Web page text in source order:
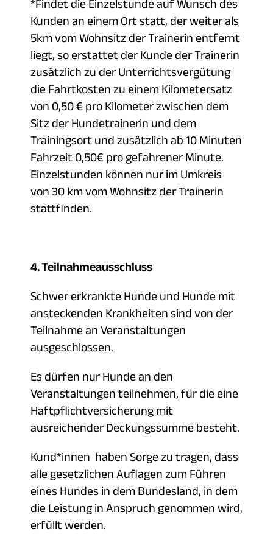
Kunden an einem Ort statt, der weiter als
5km vom Wohnsitz der Trainerin entfernt
liegt, so erstattet der Kunde der Trainerin
zusätzlich zu der Unterrichtsvergütung
die Fahrtkosten zu einem Kilometersatz
von 0,50 € pro Kilometer zwischen dem
Sitz der Hundetrainerin und dem
Trainingsort und zusätzlich ab 10 Minuten
Fahrzeit 0,50€ pro gefahrener Minute.
Einzelstunden können nur im Umkreis
von 30 km vom Wohnsitz der Trainerin
stattfinden.
4. Teilnahmeausschluss
Schwer erkrankte Hunde und Hunde mit
ansteckenden Krankheiten sind von der
Teilnahme an Veranstaltungen
ausgeschlossen.
Es dürfen nur Hunde an den
Veranstaltungen teilnehmen, für die eine
Haftpflichtversicherung mit
ausreichender Deckungssumme besteht.
Kund*innen haben Sorge zu tragen, dass
alle gesetzlichen Auflagen zum Führen
eines Hundes in dem Bundesland, in dem
die Leistung in Anspruch genommen wird,
erfüllt werden.